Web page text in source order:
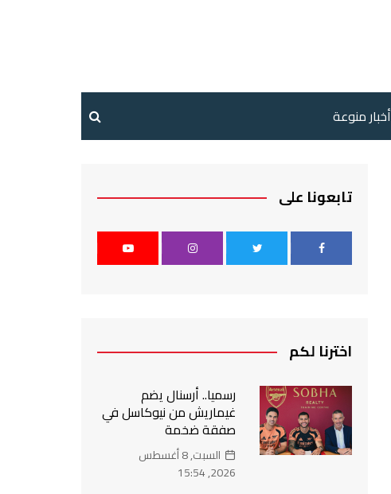
أخبار منوعة
تابعونا على
اخترنا لكم
رسميا.. أرسنال يضم
غيماريش من نيوكاسل في
صفقة ضخمة
السبت, 8 أغسطس
2026, 15:54